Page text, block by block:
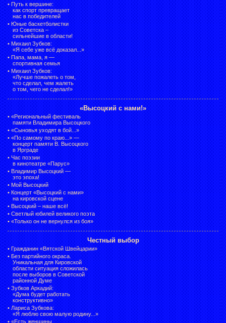
• Путь к вершине:
как спорт превращает
нас в победителей
• Юные баскетболистки
из Советска –
сильнейшие в области!
• Михаил Зубков:
«Я себе уже всё доказал...»
• Папа, мама, я —
спортивная семья
• Михаил Зубков:
«Лучше пожалеть о том,
что сделал, чем жалеть
о том, чего не сделал!»
«Высоцкий с нами!»
• «Региональный фестиваль
памяти Владимира Высоцкого
• «Сыновья уходят в бой...»
• «По самому по краю...» —
концерт памяти В. Высоцкого
в Ярграде
• Час поэзии
в кинотеатре «Парус»
• Владимир Высоцкий —
это эпоха!
• Мой Высоцкий
• Концерт «Высоцкий с нами»
на кировской сцене
• Высоцкий – наше всё!
• Светлый юбилей великого поэта
• «Только он не вернулся из боя»
Честный выбор
• Гражданин «Вятской Швейцарии»
• Без партийного окраса.
Уникальная для Кировской
области ситуация сложилась
после выборов в Советской
районной Думе
• Зубков Аркадий:
«Дума будет работать
конструктивно»
• Лариса Зубкова:
«Я люблю свою малую родину...»
• «Есть женщины